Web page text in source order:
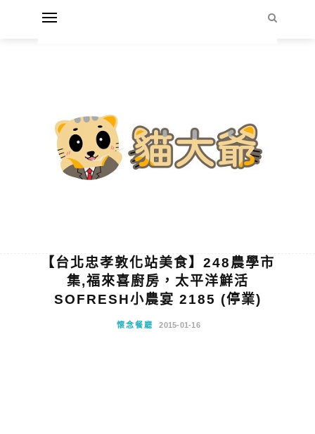
【台北忠孝敦化站美食】248農學市
集,福來喜廚房，太平洋鮮活
SOFRESH小農宴 2185 (停業)
懷念餐廳 2015-01-16